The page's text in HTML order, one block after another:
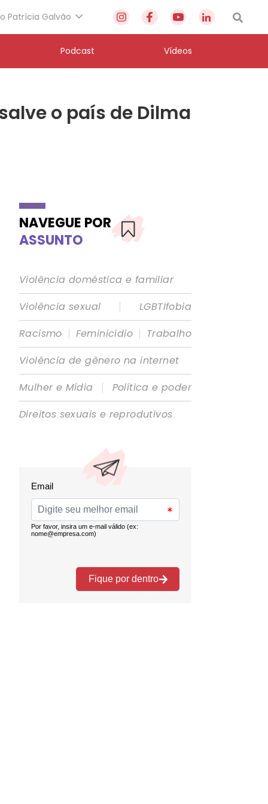
Patrícia Galvão
Podcast Vídeos
o país de Dilma
NAVEGUE POR
ASSUNTO
Violência doméstica e familiar
Violência sexual
|
LGBTIfobia
Racismo | Feminicídio | Trabalho
Violência de gênero na internet
Mulher e Mídia
|
Política e poder
Direitos sexuais e reprodutivos